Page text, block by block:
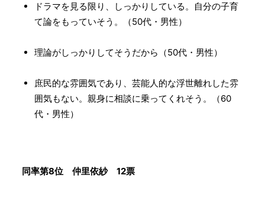
ドラマを見る限り、しっかりしている。自分の子育
て論をもっていそう。（50代・男性）
理論がしっかりしてそうだから（50代・男性）
庶民的な雰囲気であり、芸能人的な浮世離れした雰
囲気もない。親身に相談に乗ってくれそう。（60
代・男性）
同率第8位 ​仲里依紗 12票